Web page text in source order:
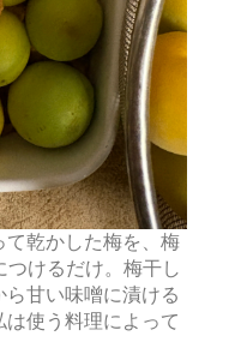
乾かした梅を、梅
けるだけ。梅干し
甘い味噌に漬ける
使う料理によって